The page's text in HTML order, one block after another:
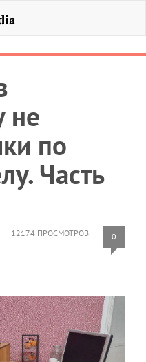
не
по
Часть
12174 ПРОСМОТРОВ 0